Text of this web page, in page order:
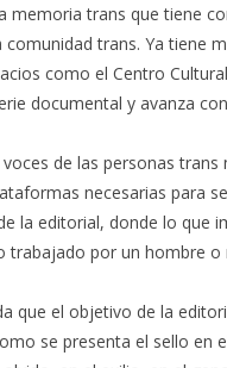
memoria trans que tiene
trans. Ya tiene
como el Centro
documental y avanza
de las personas
necesarias para
la editorial, donde lo que
trabajado por un hombre o
que el objetivo de la
se presenta el sello en